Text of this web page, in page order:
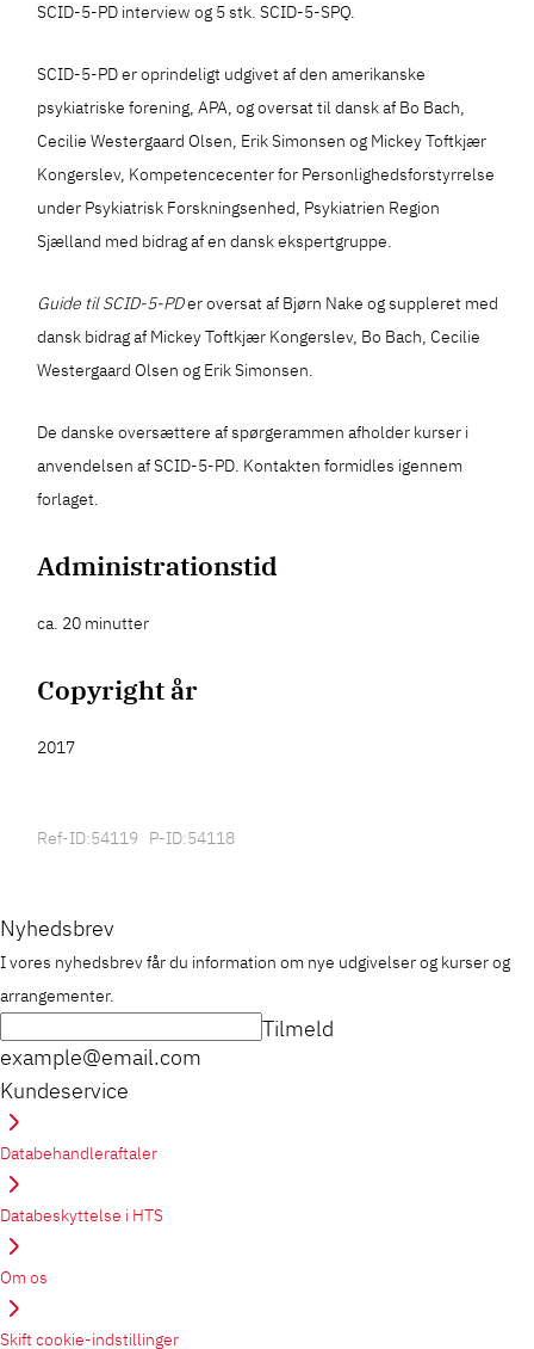
SCID-5-PD interview og 5 stk. SCID-5-SPQ.
SCID-5-PD er oprindeligt udgivet af den amerikanske
psykiatriske forening, APA, og oversat til dansk af Bo Bach,
Cecilie Westergaard Olsen, Erik Simonsen og Mickey Toftkjær
Kongerslev, Kompetencecenter for Personlighedsforstyrrelse
under Psykiatrisk Forskningsenhed, Psykiatrien Region
Sjælland med bidrag af en dansk ekspertgruppe.
Guide til SCID-5-PDer oversat af Bjørn Nake og suppleret med
dansk bidrag af Mickey Toftkjær Kongerslev, Bo Bach, Cecilie
Westergaard Olsen og Erik Simonsen.
De danske oversættere af spørgerammen afholder kurser i
anvendelsen af SCID-5-PD. Kontakten formidles igennem
forlaget.
Administrationstid
ca. 20 minutter
Copyright år
2017
Ref-ID:54119 P-ID:54118
Nyhedsbrev
I vores nyhedsbrev får du information om nye udgivelser og kurser og
arrangementer.
example@email.com
Tilmeld
Kundeservice
Databehandleraftaler
Databeskyttelse i HTS
Om os
Skift cookie-indstillinger